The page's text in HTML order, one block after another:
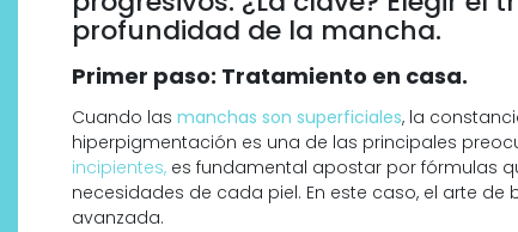
profundidad de la mancha.
Primer paso: Tratamiento en casa.
Cuando las manchas son superficiales, la
hiperpigmentación es una de las principales
incipientes, es fundamental apostar por fórmulas
necesidades de cada piel. En este caso, el arte
avanzada.